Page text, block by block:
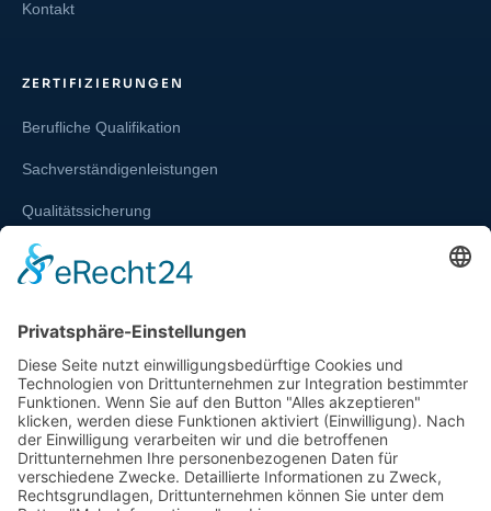
Kontakt
ZERTIFIZIERUNGEN
Berufliche Qualifikation
Sachverständigenleistungen
Qualitätssicherung
Weiterbildung und Schulung
SERVICE & RECHT
Infos zur Unparteilichkeit
Kontakt
Beschwerdestelle